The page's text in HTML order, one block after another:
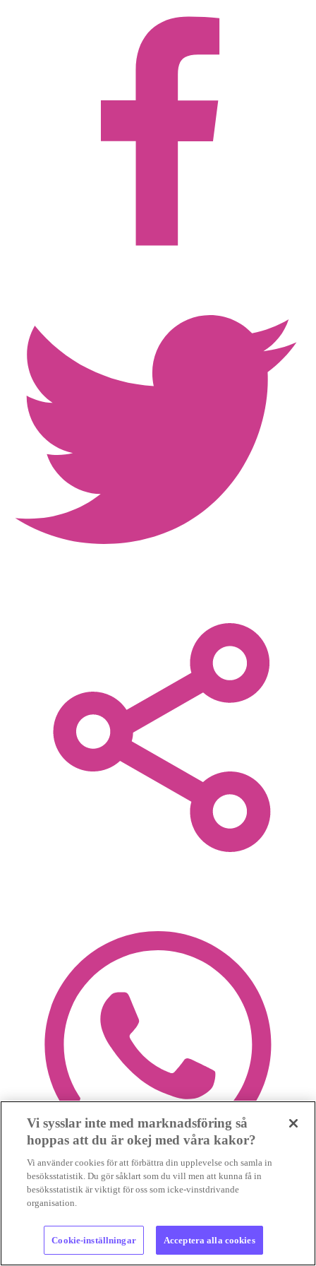
Vi sysslar inte med marknadsföring så
hoppas att du är okej med våra kakor?
Vi använder cookies för att förbättra din upplevelse och samla in
besöksstatistik. Du gör såklart som du vill men att kunna få in
besöksstatistik är viktigt för oss som icke-vinstdrivande
organisation.
Cookie-inställningar Acceptera alla cookies